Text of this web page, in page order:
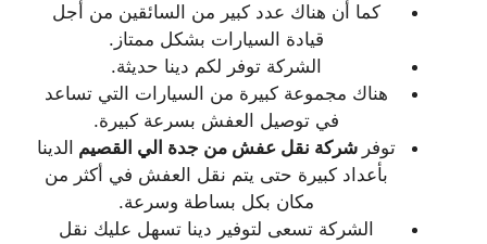
كما أن هناك عدد كبير من السائقين من أجل
قيادة السيارات بشكل ممتاز.
الشركة توفر لكم دينا حديثة.
هناك مجموعة كبيرة من السيارات التي تساعد
في توصيل العفش بسرعة كبيرة.
توفر شركة نقل عفش من جدة الي القصيم الدينا
بأعداد كبيرة حتى يتم نقل العفش في أكثر من
مكان بكل بساطة وسرعة.
الشركة تسعى لتوفير دينا تسهل عليك نقل